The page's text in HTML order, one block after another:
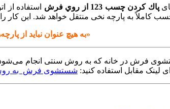
پاك كردن چسب 123 از روي فرش
استفاده
کاملاً به پارچه نخی منتقل خواهد شد. این کار
«به هیچ عنوان نباید از
فرش در خانه که به روش سنتی انجام می‌شود،
لینک مقابل استفاده کنید: شستشوی فرش به